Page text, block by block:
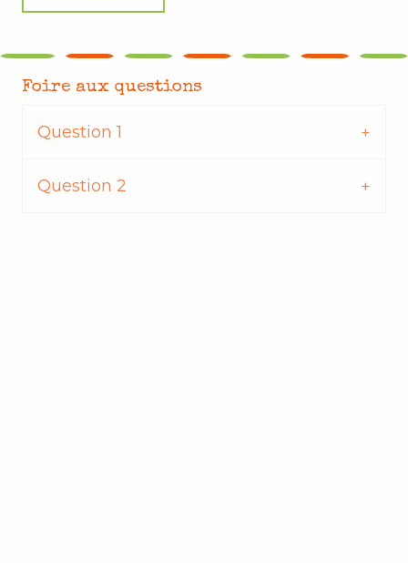
Foire aux questions
Question 1
Question 2